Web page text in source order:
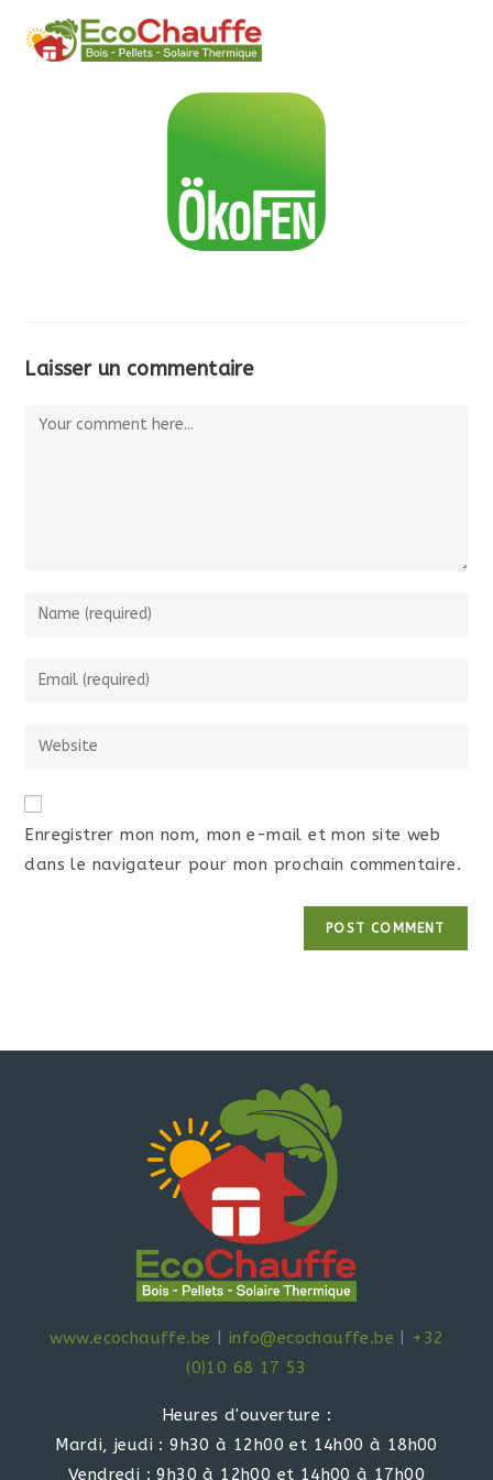
Laisser un commentaire
Enregistrer mon nom, mon e-mail et mon site web
dans le navigateur pour mon prochain commentaire.
www.ecochauffe.be info@ecochauffe.be
+32
(0)10 68 17 53
Heures d'ouverture :
Mardi, jeudi : 9h30 à 12h00 et 14h00 à 18h00
Vendredi : 9h30 à 12h00 et 14h00 à 17h00